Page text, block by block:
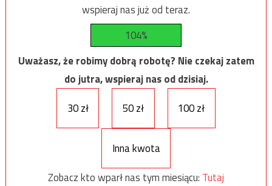
wspieraj nas już od teraz.
104%
Uważasz, że robimy dobrą robotę? Nie czekaj zatem
do jutra, wspieraj nas od dzisiaj.
30 zł
50 zł 100 zł
Inna kwota
Zobacz kto wparł nas tym miesiącu: Tutaj